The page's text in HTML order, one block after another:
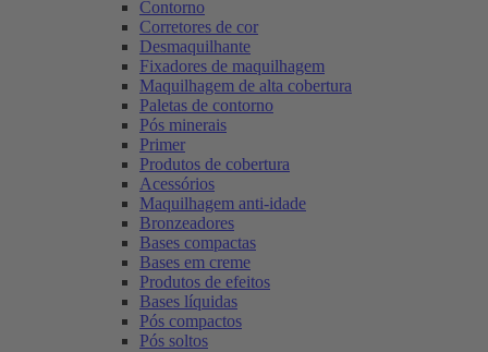
Contorno
Corretores de cor
Desmaquilhante
Fixadores de maquilhagem
Maquilhagem de alta cobertura
Paletas de contorno
Pós minerais
Primer
Produtos de cobertura
Acessórios
Maquilhagem anti-idade
Bronzeadores
Bases compactas
Bases em creme
Produtos de efeitos
Bases líquidas
Pós compactos
Pós soltos